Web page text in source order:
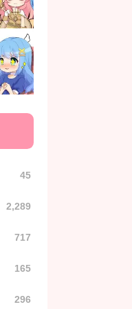
45
2,289
717
165
296